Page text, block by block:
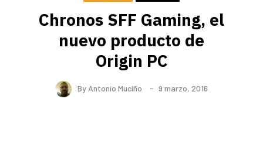
Chronos SFF Gaming, el
nuevo producto de
Origin PC
By Antonio Muciño 9 marzo, 2016